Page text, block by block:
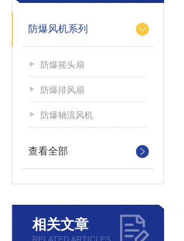
防爆风机系列
防爆摇头扇
防爆排风扇
防爆轴流风机
查看全部
相关文章